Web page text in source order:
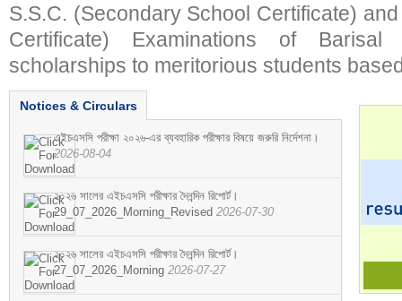
S.S.C. (Secondary School Certificate)
Certificate) Examinations of
scholarships to meritorious students
Notices & Circulars
এইচএসসি পরীক্ষা ২০২৬-এর ব্যবহারিক পরীক্ষার বিষয়ে জরুরি নির্দেশনা।
2026-08-04
২০২৬ সালের এইচএসসি পরীক্ষার দৈনন্দিন রিপোর্ট।
29_07_2026_Morning_Revised 2026-07-30
২০২৬ সালের এইচএসসি পরীক্ষার দৈনন্দিন রিপোর্ট।
27_07_2026_Morning 2026-07-27